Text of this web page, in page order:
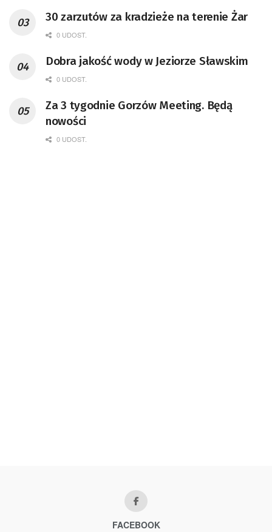
30 zarzutów za kradzieże na terenie Żar
0 UDOST.
Dobra jakość wody w Jeziorze Sławskim
0 UDOST.
Za 3 tygodnie Gorzów Meeting. Będą
nowości
0 UDOST.
FACEBOOK